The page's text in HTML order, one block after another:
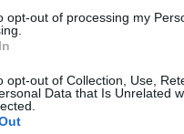
opt-out of processing my
opt-out of Collection, Use,
Data that Is Unrelated
από reCAPTCHA, ισχύουν
BYD